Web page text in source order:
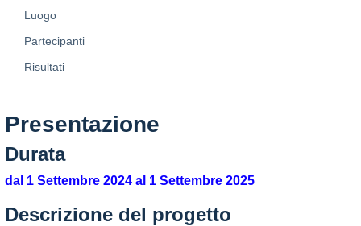
Luogo
Partecipanti
Risultati
Presentazione
Durata
dal 1 Settembre 2024 al 1 Settembre 2025
Descrizione del progetto